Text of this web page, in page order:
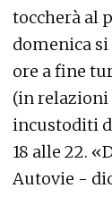
toccherà al
domenica
ore a fine
(in relazioni
incustoditi
18 alle 22.
Autovie -